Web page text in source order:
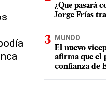
¿Qué pasará
Jorge Frías
MUNDO
El nuevo
afirma que el
confianza de